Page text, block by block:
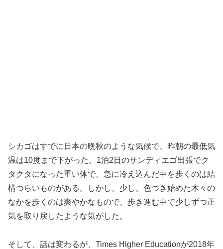
シカゴはすでに日本の晩秋のような気候で、昨朝の最低気
温は10度まで下がった。1泊2日のサンディエゴ出張でク
タクタになった重い体で、急に冷え込んだ中を歩くのは結
構つらいものがある。しかし、少し、色づき始めた木々の
なかを歩くのは爽やかなもので、歩き進む中で少しずつ正
気を取り戻したような気がした。
そして、話は変わるが、Times Higher Educationが2018年